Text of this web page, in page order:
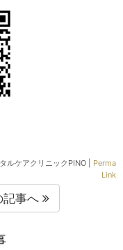
ルケアクリニックPINO
Perma
Link
記事へ